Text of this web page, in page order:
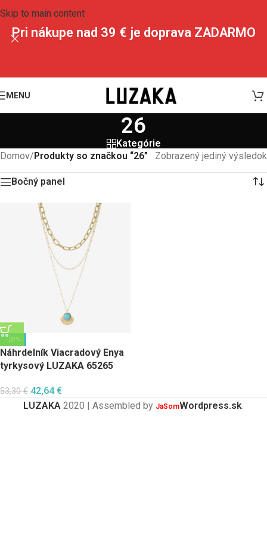
Skip to main content
Pri nákupe nad 39 € je doprava ZADARMO
MENU
26
Kategórie
Domov/Produkty so značkou “26” Zobrazený jediný výsledok
Bočný panel
-20%
Náhrdelník Viacradový Enya
tyrkysový LUZAKA 65265
53,30€ 42,64€
LUZAKA 2020 | Assembled by JaSomWordpress.sk.